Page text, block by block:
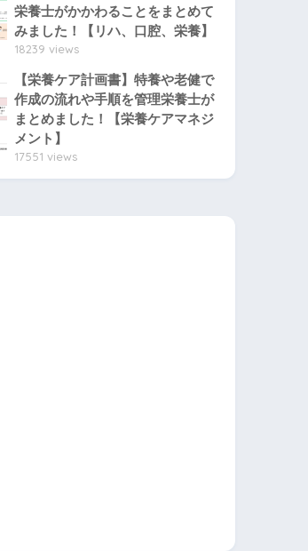
栄養士がかかわることをまとめて
みました！【リハ、口腔、栄養】
18239 views
【栄養ケア計画書】特養や老健で
作成の流れや手順を管理栄養士が
まとめました！【栄養ケアマネジ
メント】
17551 views